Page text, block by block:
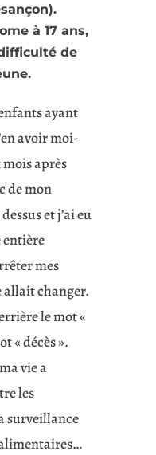
à 17 ans,
de
ayant
avoir moi-
après
de mon
et j’ai eu
entière
mes
allait changer.
le mot «
« décès ».
vie a
les
surveillance